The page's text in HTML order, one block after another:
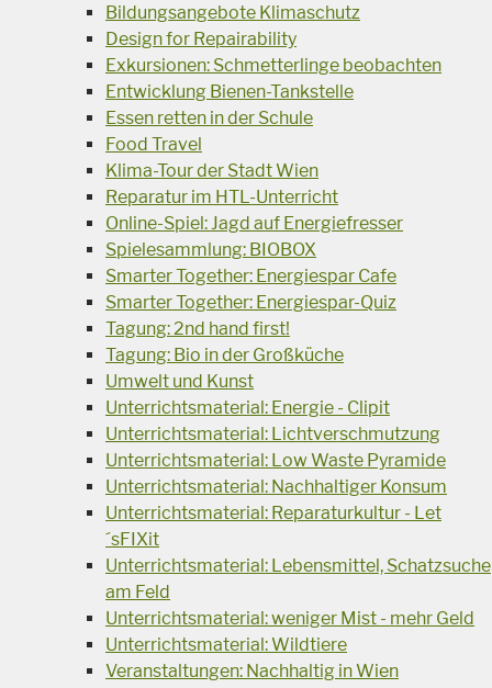
Bildungsangebote Klimaschutz
Design for Repairability
Exkursionen: Schmetterlinge beobachten
Entwicklung Bienen-Tankstelle
Essen retten in der Schule
Food Travel
Klima-Tour der Stadt Wien
Reparatur im HTL-Unterricht
Online-Spiel: Jagd auf Energiefresser
Spielesammlung: BIOBOX
Smarter Together: Energiespar Cafe
Smarter Together: Energiespar-Quiz
Tagung: 2nd hand first!
Tagung: Bio in der Großküche
Umwelt und Kunst
Unterrichtsmaterial: Energie - Clipit
Unterrichtsmaterial: Lichtverschmutzung
Unterrichtsmaterial: Low Waste Pyramide
Unterrichtsmaterial: Nachhaltiger Konsum
Unterrichtsmaterial: Reparaturkultur - Let
´sFIXit
Unterrichtsmaterial: Lebensmittel, Schatzsuche
am Feld
Unterrichtsmaterial: weniger Mist - mehr Geld
Unterrichtsmaterial: Wildtiere
Veranstaltungen: Nachhaltig in Wien